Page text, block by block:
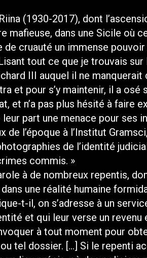
(1930-2017), dont
mafieuse, dans une Sicile où
de cruauté un immense
tout ce que je trouvais sur
III auquel il ne
et pour s’y maintenir, il a osé
et n’a pas plus hésité à faire
part une menace pour ses
de l’époque à l’Institut
de l’identité
commis. »
à de nombreux repentis,
une réalité humaine
t-il, on s’adresse à un
et qui leur verse un revenu
à tout moment pour
tel dossier. […] Si le repenti